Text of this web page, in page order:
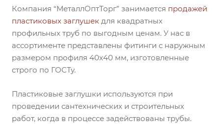
Компания “МеталлОптТорг” занимается продажей
пластиковых заглушек для квадратных
профильных труб по выгодным ценам. У нас в
ассортименте представлены фитинги с наружным
размером профиля 40х40 мм, изготовленные
строго по ГОСТу.
Пластиковые заглушки используются при
проведении сантехнических и строительных
работ, когда в процессе задействованы трубы.